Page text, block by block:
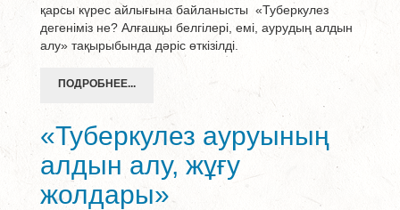
қарсы күрес айлығына байланысты «Туберкулез
дегеніміз не? Алғашқы белгілері, емі, аурудың алдын
алу» тақырыбында дәріс өткізілді.
ПОДРОБНЕЕ...
«Туберкулез ауруының
алдын алу, жұғу
жолдары»